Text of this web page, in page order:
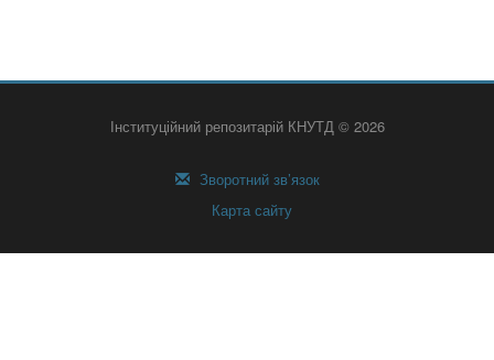
Інституційний репозитарій КНУТД © 2026
Зворотний зв’язок
Карта сайту